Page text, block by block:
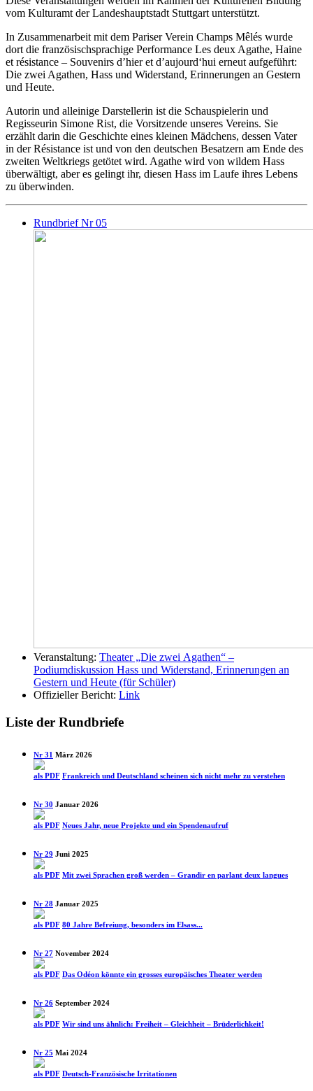
vom Kulturamt der Landeshauptstadt Stuttgart unterstützt.
In Zusammenarbeit mit dem Pariser Verein Champs Mêlés wurde
dort die französischsprachige Performance Les deux Agathe, Haine
et résistance – Souvenirs d’hier et d’aujourd‘hui erneut aufgeführt:
Die zwei Agathen, Hass und Widerstand, Erinnerungen an Gestern
und Heute.
Autorin und alleinige Darstellerin ist die Schauspielerin und
Regisseurin Simone Rist, die Vorsitzende unseres Vereins. Sie
erzählt darin die Geschichte eines kleinen Mädchens, dessen Vater
in der Résistance ist und von den deutschen Besatzern am Ende des
zweiten Weltkriegs getötet wird. Agathe wird von wildem Hass
überwältigt, aber es gelingt ihr, diesen Hass im Laufe ihres Lebens
zu überwinden.
Rundbrief Nr 05
Veranstaltung: Theater „Die zwei Agathen“ –
Podiumdiskussion Hass und Widerstand, Erinnerungen an
Gestern und Heute (für Schüler)
Offizieller Bericht: Link
Liste der Rundbriefe
Nr 31 März 2026
als PDF Frankreich und Deutschland scheinen sich nicht mehr zu verstehen
Nr 30 Januar 2026
als PDF Neues Jahr, neue Projekte und ein Spenden­aufruf
Nr 29 Juni 2025
als PDF Mit zwei Sprachen groß werden – Grandir en parlant deux langues
Nr 28 Januar 2025
als PDF 80 Jahre Befreiung, besonders im Elsass...
Nr 27 November 2024
als PDF Das Odéon könnte ein grosses europäisches Theater werden
Nr 26 September 2024
als PDF Wir sind uns ähnlich: Freiheit – Gleichheit – Brüderlich­keit!
Nr 25 Mai 2024
als PDF Deutsch-Französische Irritationen